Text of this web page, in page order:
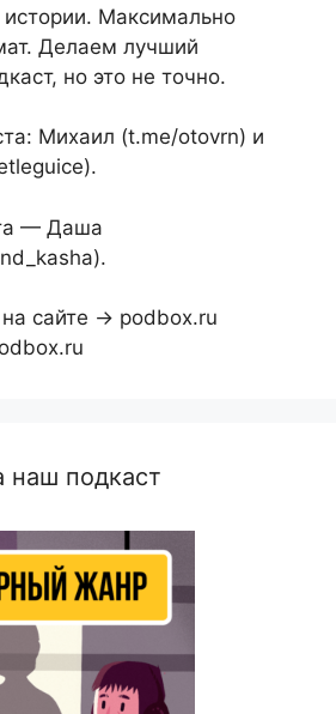
Максимально
Делаем лучший
но это не точно.
Михаил (t.me/otovrn) и
— Даша
сайте → podbox.ru
наш подкаст